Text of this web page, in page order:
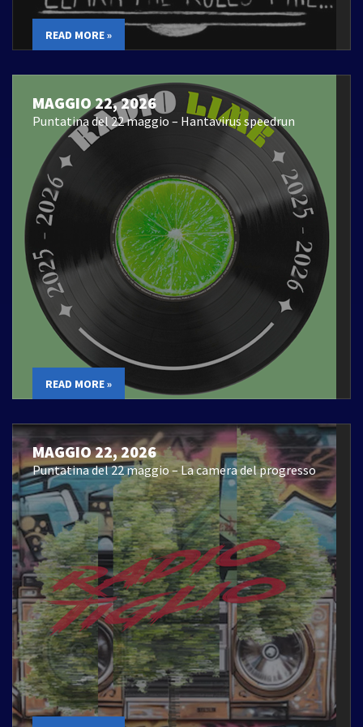
READ MORE »
MAGGIO 22, 2026
Puntatina del 22 maggio – Hantavirus speedrun
READ MORE »
MAGGIO 22, 2026
Puntatina del 22 maggio – La camera del progresso